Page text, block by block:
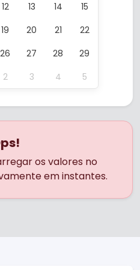
12 13 14
15
19 20 21
22
26 27 28
29
2 3 4 5
os valores no
em instantes.